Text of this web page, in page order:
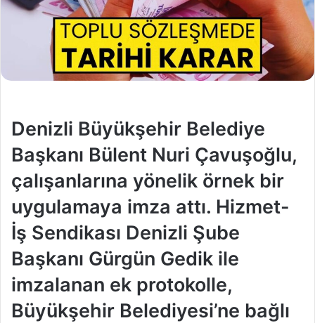
Denizli Büyükşehir Belediye
Başkanı Bülent Nuri Çavuşoğlu,
çalışanlarına yönelik örnek bir
uygulamaya imza attı. Hizmet-
İş Sendikası Denizli Şube
Başkanı Gürgün Gedik ile
imzalanan ek protokolle,
Büyükşehir Belediyesi’ne bağlı